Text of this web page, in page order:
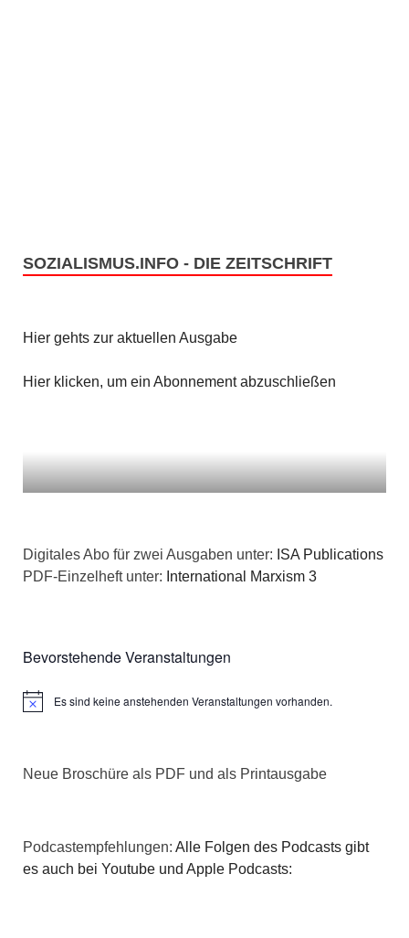
SOZIALISMUS.INFO - DIE ZEITSCHRIFT
Hier gehts zur aktuellen Ausgabe
Hier klicken, um ein Abonnement abzuschließen
Digitales Abo für zwei Ausgaben unter: ISA Publications
PDF-Einzelheft unter: International Marxism 3
Bevorstehende Veranstaltungen
HinweisEs sind keine anstehenden Veranstaltungen vorhanden.
Neue Broschüre als PDF und als Printausgabe
Podcastempfehlungen: Alle Folgen des Podcasts gibt
es auch bei Youtube und Apple Podcasts: